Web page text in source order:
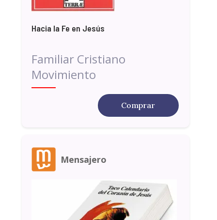
Hacia la Fe en Jesús
Familiar Cristiano
Movimiento
Comprar
Mensajero